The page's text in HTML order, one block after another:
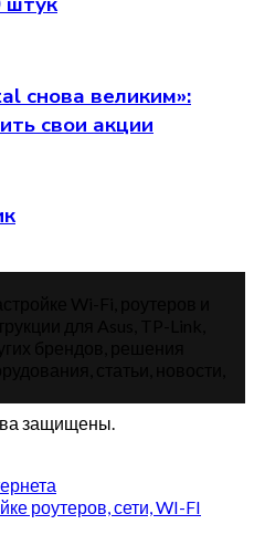
снова великим»:
свои акции
защищены.
роутеров, сети, WI-FI